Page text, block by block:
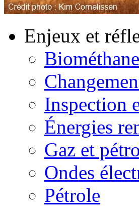
Enjeux et
Biométhane
Inspection
Énergies
Gaz et
Ondes
Pétrole